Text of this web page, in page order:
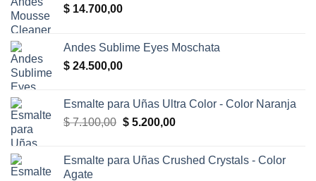
$ 14.700,00
Andes Sublime Eyes Moschata
$ 24.500,00
Esmalte para Uñas Ultra Color - Color Naranja
$7.100,00 El
era:
$5.200,00El
es:
Esmalte para Uñas Crushed Crystals - Color
Agate